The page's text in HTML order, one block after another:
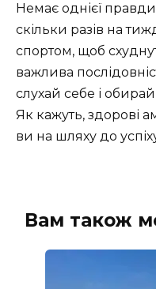
Немає однієї
скільки разів на
спортом, щоб
важлива
слухай себе і
Як кажуть, здорові
ви на шляху до
Вам також